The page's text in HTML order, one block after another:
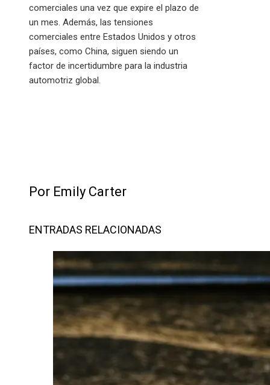
comerciales una vez que expire el plazo de
un mes. Además, las tensiones
comerciales entre Estados Unidos y otros
países, como China, siguen siendo un
factor de incertidumbre para la industria
automotriz global.
Por Emily Carter
ENTRADAS RELACIONADAS